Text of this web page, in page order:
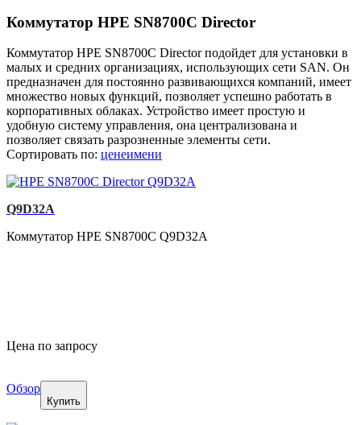
Коммутатор HPE SN8700C Director
Коммутатор HPE SN8700C Director подойдет для установки в
малых и средних организациях, использующих сети SAN. Он
предназначен для постоянно развивающихся компаний, имеет
множество новых функций, позволяет успешно работать в
корпоративных облаках. Устройство имеет простую и
удобную систему управления, она централизована и
позволяет связать разрозненные элементы сети.
Сортировать по: ценеимени
Q9D32A
Коммутатор HPE SN8700C Q9D32A
Цена по запросу
Обзор
Купить